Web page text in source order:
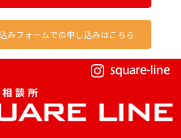
みフォームでの申し込みはこちら